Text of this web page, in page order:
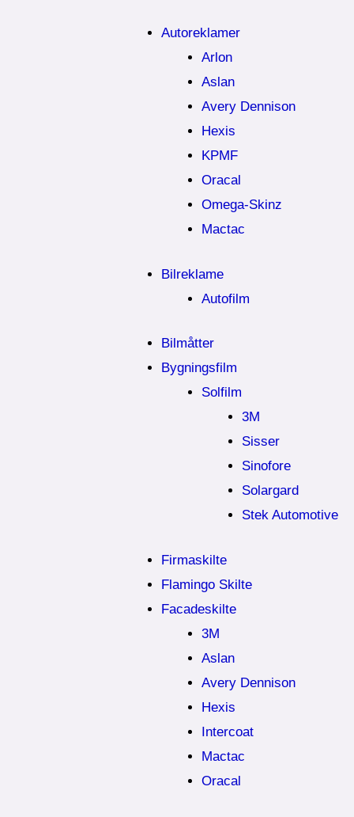
Autoreklamer
Arlon
Aslan
Avery Dennison
Hexis
KPMF
Oracal
Omega-Skinz
Mactac
Bilreklame
Autofilm
Bilmåtter
Bygningsfilm
Solfilm
3M
Sisser
Sinofore
Solargard
Stek Automotive
Firmaskilte
Flamingo Skilte
Facadeskilte
3M
Aslan
Avery Dennison
Hexis
Intercoat
Mactac
Oracal